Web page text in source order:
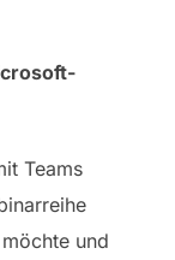
Teams
und